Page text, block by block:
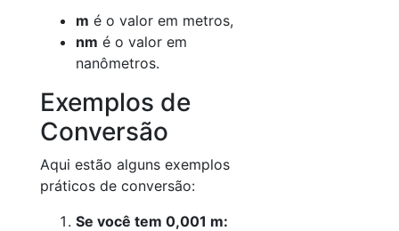
m é o valor em metros,
nm é o valor em
nanômetros.
Exemplos de
Conversão
Aqui estão alguns exemplos
práticos de conversão:
Se você tem 0,001 m: